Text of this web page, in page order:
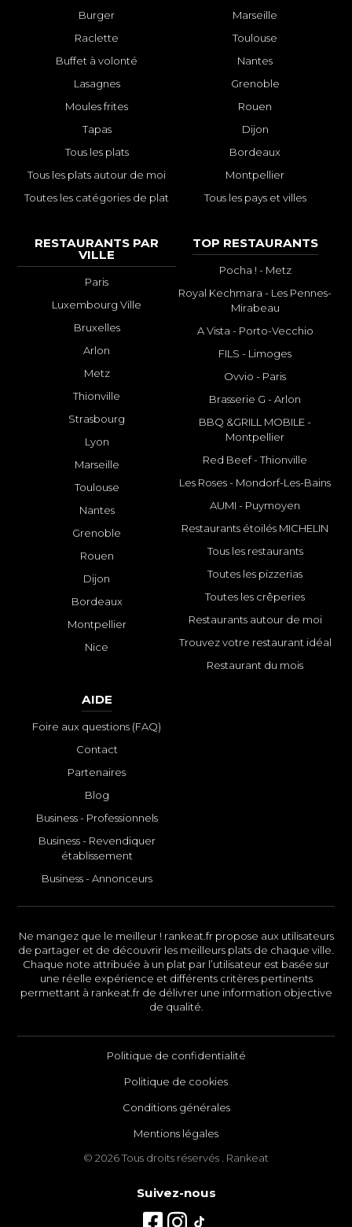
Burger
Raclette
Buffet à volonté
Lasagnes
Moules frites
Tapas
Tous les plats
Tous les plats autour de moi
Toutes les catégories de plat
Marseille
Toulouse
Nantes
Grenoble
Rouen
Dijon
Bordeaux
Montpellier
Tous les pays et villes
RESTAURANTS PAR
VILLE
Paris
Luxembourg Ville
Bruxelles
Arlon
Metz
Thionville
Strasbourg
Lyon
Marseille
Toulouse
Nantes
Grenoble
Rouen
Dijon
Bordeaux
Montpellier
Nice
TOP RESTAURANTS
Pocha ! - Metz
Royal Kechmara - Les Pennes-
Mirabeau
A Vista - Porto-Vecchio
FILS - Limoges
Ovvio - Paris
Brasserie G - Arlon
BBQ &GRILL MOBILE -
Montpellier
Red Beef - Thionville
Les Roses - Mondorf-Les-Bains
AUMI - Puymoyen
Restaurants étoilés MICHELIN
Tous les restaurants
Toutes les pizzerias
Toutes les crêperies
Restaurants autour de moi
Trouvez votre restaurant idéal
Restaurant du mois
AIDE
Foire aux questions (FAQ)
Contact
Partenaires
Blog
Business - Professionnels
Business - Revendiquer
établissement
Business - Annonceurs
Ne mangez que le meilleur ! rankeat.fr propose aux utilisateurs
de partager et de découvrir les meilleurs plats de chaque ville.
Chaque note attribuée à un plat par l’utilisateur est basée sur
une réelle expérience et différents critères pertinents
permettant à rankeat.fr de délivrer une information objective
de qualité.
Politique de confidentialité
Politique de cookies
Conditions générales
Mentions légales
© 2026 Tous droits réservés . Rankeat
Suivez-nous